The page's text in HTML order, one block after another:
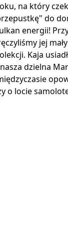
na który
do
energii!
jej
Kaja
dzielna
o locie